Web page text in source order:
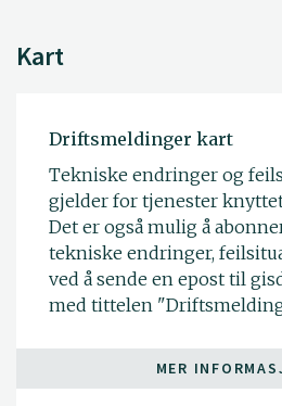
Kart
Driftsmeldinger kart
Tekniske endringer og
gjelder for tjenester
Det er også mulig å
tekniske endringer,
ved å sende en epost til
med tittelen
MER